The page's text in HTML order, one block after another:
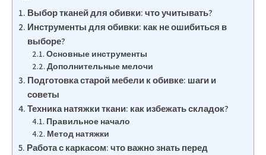
Выбор тканей для обивки: что учитывать?
Инструменты для обивки: как не ошибиться в
выборе?
Основные инструменты
Дополнительные мелочи
Подготовка старой мебели к обивке: шаги и
советы
Техника натяжки ткани: как избежать складок?
Правильное начало
Метод натяжки
Работа с каркасом: что важно знать перед